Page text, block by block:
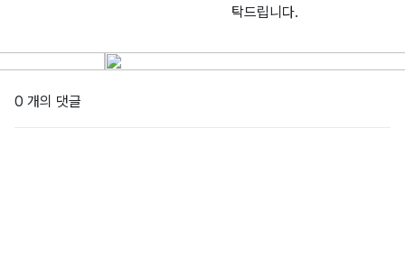
탁드립니다.
0 개의 댓글